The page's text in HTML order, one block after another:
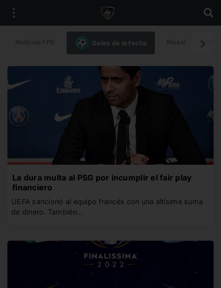
Goles de la fecha
La dura multa al PSG por incumplir el fair play
financiero
UEFA sancionó al equipo francés con una altísima suma
de dinero. También…